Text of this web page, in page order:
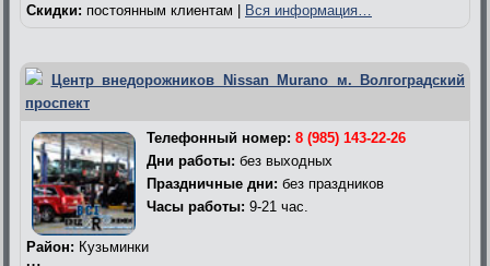
Скидки: постоянным клиентам | Вся информация…
Центр внедорожников Nissan Murano м. Волгоградский
проспект
Телефонный номер: 8 (985) 143-22-26
Дни работы: без выходных
Праздничные дни: без праздников
Часы работы: 9-21 час.
Район: Кузьминки